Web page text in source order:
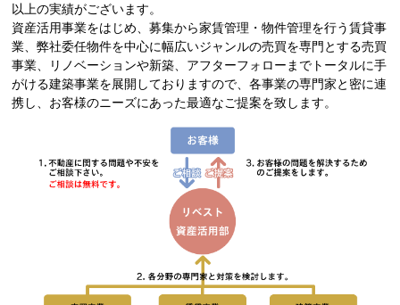
以上の実績がございます。
資産活用事業をはじめ、募集から家賃管理・物件管理を行う賃貸事
業、弊社委任物件を中心に幅広いジャンルの売買を専門とする売買
事業、リノベーションや新築、アフターフォローまでトータルに手
がける建築事業を展開しておりますので、各事業の専門家と密に連
携し、お客様のニーズにあった最適なご提案を致します。